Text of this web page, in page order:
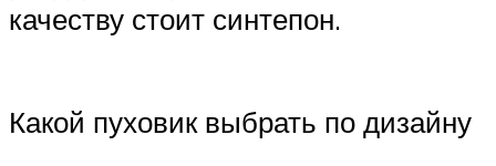
качеству стоит синтепон.
Какой пуховик выбрать по дизайну